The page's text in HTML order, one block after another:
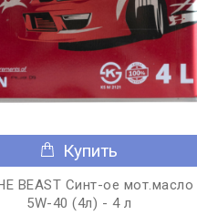
Купить
BEAST Синт-ое мот.масло
5W-40 (4л) - 4 л